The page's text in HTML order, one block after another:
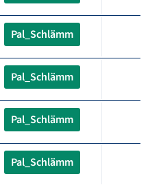
Pal_Schlämm
Pal_Schlämm
Pal_Schlämm
Pal_Schlämm